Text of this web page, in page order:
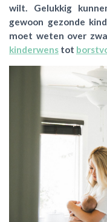
wilt. Gelukkig
gewoon gezonde
moet weten over
kinderwens tot